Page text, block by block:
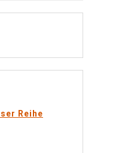
Reihe